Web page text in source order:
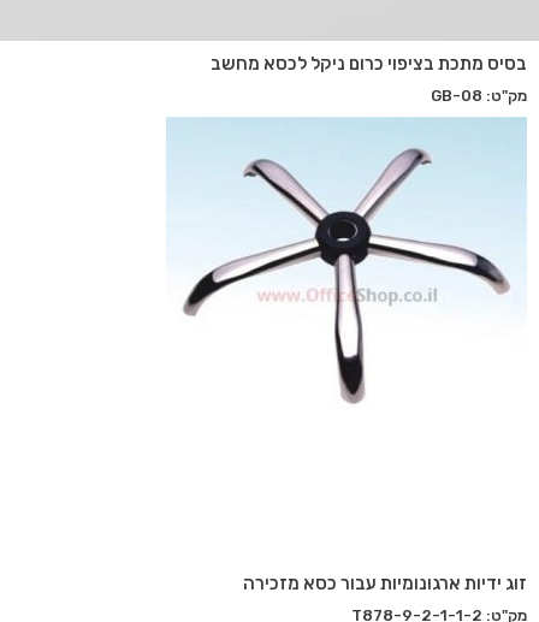
בסיס מתכת בציפוי כרום ניקל לכסא מחשב
מק"ט: GB-08
זוג ידיות ארגונומיות עבור כסא מזכירה
מק"ט: T878-9-2-1-1-2